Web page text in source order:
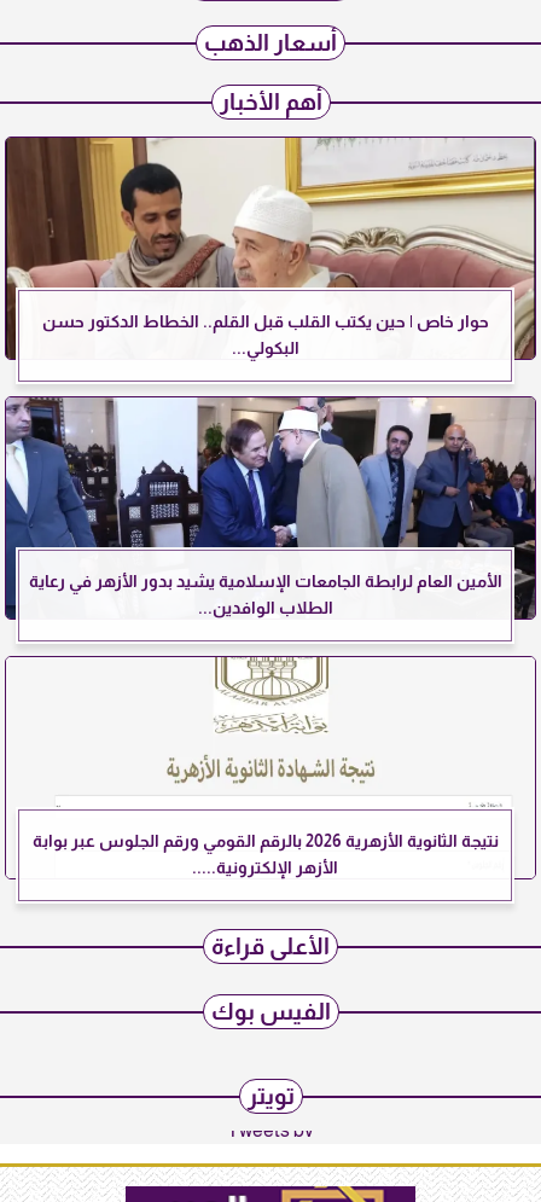
أسعار الذهب
أهم الأخبار
حوار خاص | حين يكتب القلب قبل القلم.. الخطاط الدكتور حسن
البكولي...
الأمين العام لرابطة الجامعات الإسلامية يشيد بدور الأزهر في رعاية
الطلاب الوافدين...
نتيجة الثانوية الأزهرية 2026 بالرقم القومي ورقم الجلوس عبر بوابة
الأزهر الإلكترونية.....
الأعلى قراءة
الفيس بوك
تويتر
Tweets by